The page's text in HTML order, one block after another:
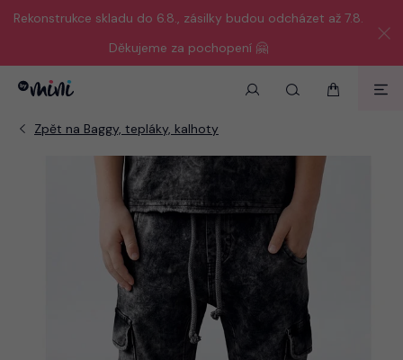
Rekonstrukce skladu do 6.8., zásilky budou odcházet až 7.8.
Děkujeme za pochopení 🤗